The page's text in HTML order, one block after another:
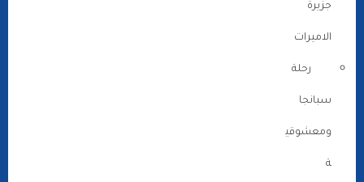
جزيرة
الاميرات
رحلة
سبانجا
ومعشوقي
ة